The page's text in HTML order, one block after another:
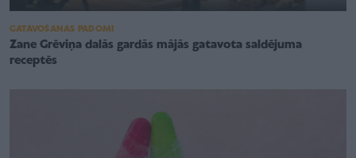
GATAVOŠANAS PADOMI
Zane Grēviņa dalās gardās mājās gatavota saldējuma
receptēs